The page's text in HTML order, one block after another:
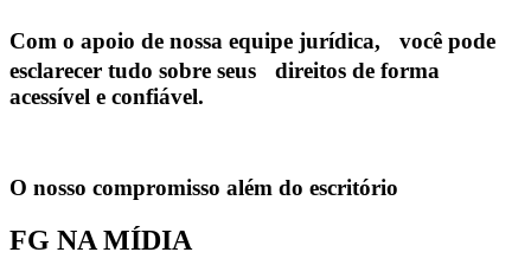
Com o apoio de nossa equipe jurídica, você pode
esclarecer tudo sobre seus direitos de forma
acessível e confiável.
O nosso compromisso além do escritório
FG NA MÍDIA